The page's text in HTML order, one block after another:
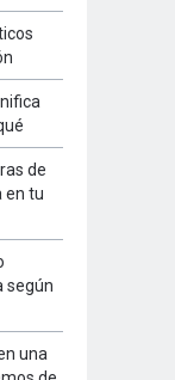
de
en tu
según
una